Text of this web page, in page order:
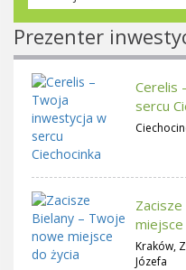
Prezenter
Cerelis
sercu
miejsce
Kraków,
Józefa